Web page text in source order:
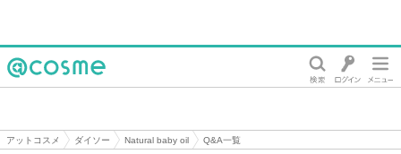
アットコスメ ダイソー Natural baby oil
Q&A一覧